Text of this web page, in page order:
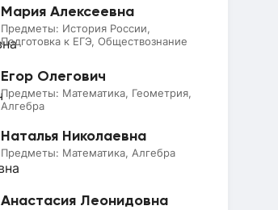
Мария Алексеевна
Предметы: История России,
Подготовка к ЕГЭ, Обществознание
Егор Олегович
Предметы: Математика, Геометрия,
Алгебра
Наталья Николаевна
Предметы: Математика, Алгебра
Анастасия Леонидовна